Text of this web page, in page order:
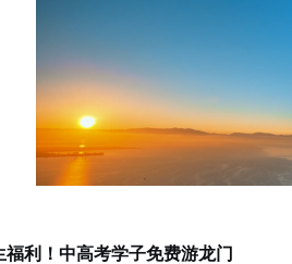
利！中高考学子免费游龙门